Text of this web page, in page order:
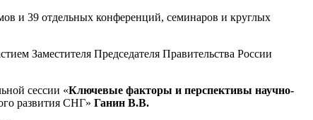
и 39 отдельных конференций, семинаров и круглых
Заместителя Председателя Правительства России
сессии «Ключевые факторы и перспективы научно-
развития СНГ» Ганин В.В.